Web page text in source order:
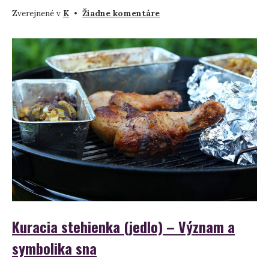
Zverejnené v K • Žiadne komentárena
o
kúpeľoch
–
význam
a
interpretácia
Kuracia stehienka (jedlo) – Význam a
symbolika sna